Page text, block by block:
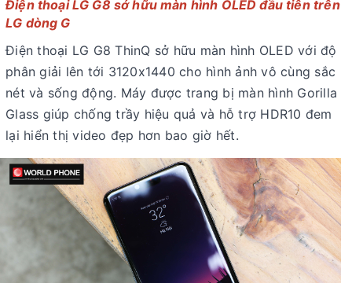
Điện thoại LG G8 sở hữu màn hình OLED đầu tiên trên
LG dòng G
Điện thoại LG G8 ThinQ sở hữu màn hình OLED với độ
phân giải lên tới 3120x1440 cho hình ảnh vô cùng sắc
nét và sống động. Máy được trang bị màn hình Gorilla
Glass giúp chống trầy hiệu quả và hỗ trợ HDR10 đem
lại hiển thị video đẹp hơn bao giờ hết.